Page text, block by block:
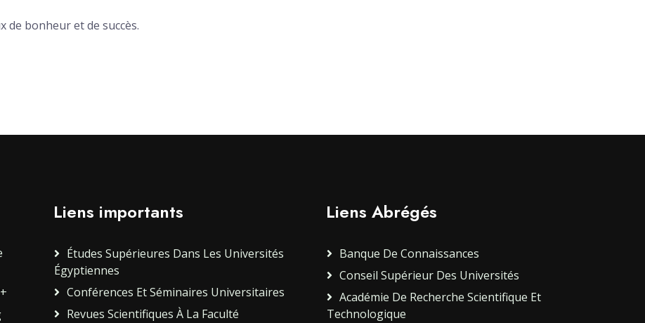
de bonheur et de succès.
Liens importants
Études Supérieures Dans Les Universités
Égyptiennes
Conférences Et Séminaires Universitaires
Revues Scientifiques À La Faculté
Liens Abrégés
Banque De Connaissances
Conseil Supérieur Des Universités
Académie De Recherche Scientifique Et
Technologique